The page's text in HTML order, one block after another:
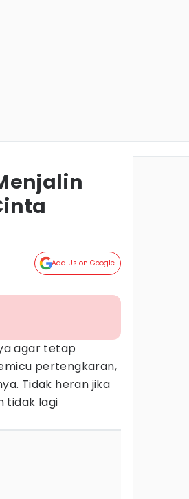
Add Us on Google
agar tetap
pertengkaran,
Tidak heran jika
tidak lagi